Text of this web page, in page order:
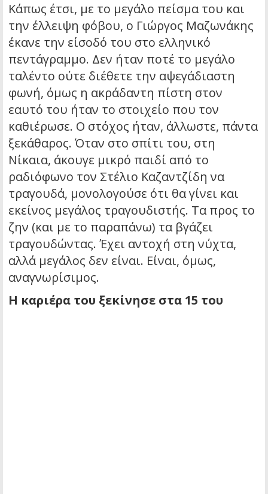
Κάπως έτσι, με το μεγάλο πείσμα του και
την έλλειψη φόβου, ο Γιώργος Μαζωνάκης
έκανε την είσοδό του στο ελληνικό
πεντάγραμμο. Δεν ήταν ποτέ το μεγάλο
ταλέντο ούτε διέθετε την αψεγάδιαστη
φωνή, όμως η ακράδαντη πίστη στον
εαυτό του ήταν το στοιχείο που τον
καθιέρωσε. Ο στόχος ήταν, άλλωστε, πάντα
ξεκάθαρος. Όταν στο σπίτι του, στη
Νίκαια, άκουγε μικρό παιδί από το
ραδιόφωνο τον Στέλιο Καζαντζίδη να
τραγουδά, μονολογούσε ότι θα γίνει και
εκείνος μεγάλος τραγουδιστής. Τα προς το
ζην (και με το παραπάνω) τα βγάζει
τραγουδώντας. Έχει αντοχή στη νύχτα,
αλλά μεγάλος δεν είναι. Είναι, όμως,
αναγνωρίσιμος.
Η καριέρα του ξεκίνησε στα 15 του